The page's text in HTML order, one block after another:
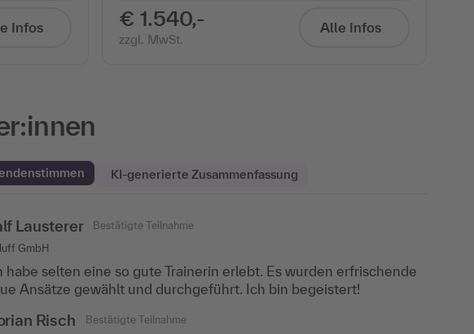
Infos € 1.540,-
zzgl. MwSt.
Alle Infos
KI-generierte Zusammenfassung
Lausterer
Bestätigte Teilnahme
GmbH
habe selten eine so gute Trainerin erlebt. Es wurden erfrischende
Ansätze gewählt und durchgeführt. Ich bin begeistert!
Risch Bestätigte Teilnahme
Gerhard
Bestätigte Teilnahme
SE
gab viele praxisnahe und praktische Übungen, nicht nur Theorie.
gab es eine sehr gute Struktur und ein sehr gutes